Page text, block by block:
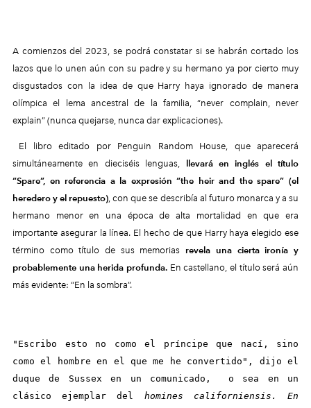
A comienzos del 2023, se podrá constatar si se habrán cortado los
lazos que lo unen aún con su padre y su hermano ya por cierto muy
disgustados con la idea de que Harry haya ignorado de manera
olímpica el lema ancestral de la familia, “never complain, never
explain” (nunca quejarse, nunca dar explicaciones).
El libro editado por Penguin Random House, que aparecerá
simultáneamente en dieciséis lenguas,
llevará en inglés el título
“Spare”, en referencia a la expresión “the heir and the spare” (el
heredero y el repuesto), con que se describía al futuro monarca y a su
hermano menor en una época de alta mortalidad en que era
importante asegurar la línea. El hecho de que Harry haya elegido ese
término como título de sus memorias revela una cierta ironía y
probablemente una herida profunda. En castellano, el título será aún
más evidente: “En la sombra”.
"Escribo esto no como el príncipe que nací, sino
como el hombre en el que me he convertido", dijo el
duque de Sussex en un comunicado, o sea en un
clásico ejemplar del homines californiensis. En